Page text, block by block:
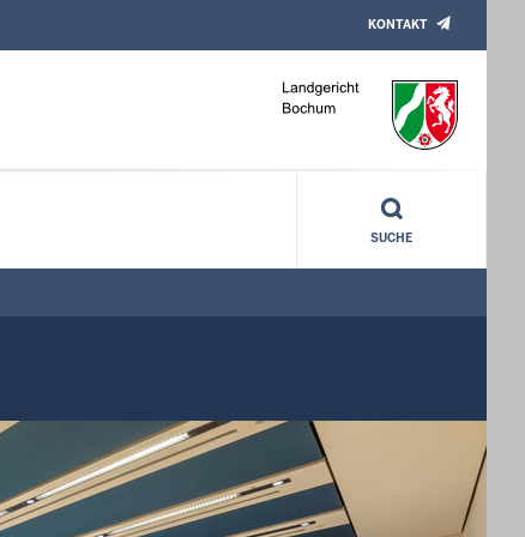
KONTAKT
SUCHE